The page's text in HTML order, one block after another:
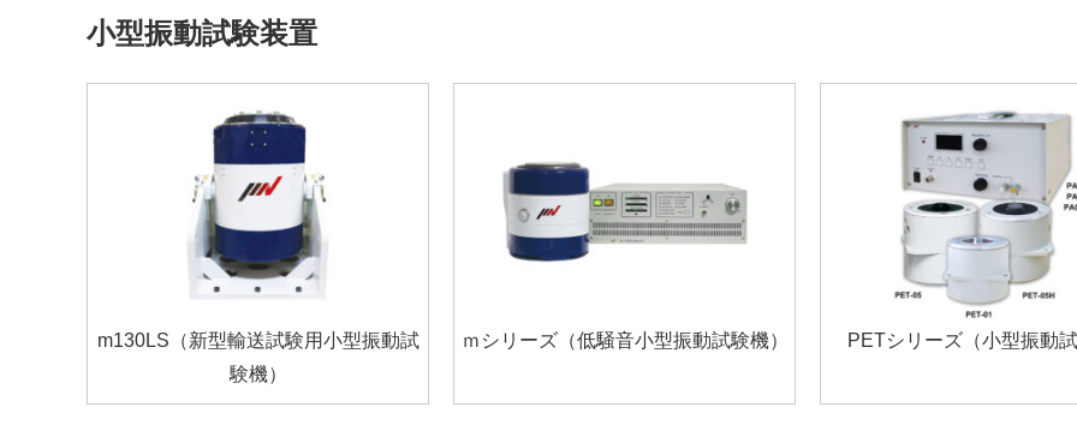
小型振動試験装置
m130LS（新型輸送試験用小型振動試
験機）
ｍシリーズ（低騒音小型振動試験機） PETシリーズ（小型振動